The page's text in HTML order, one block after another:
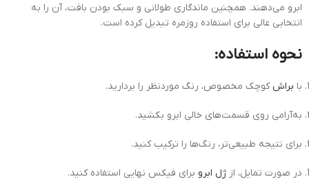
ابرو می‌دهند. همچنین ماندگاری طولانی و سبک بودن بافت، آن را به
انتخابی عالی برای استفاده روزمره تبدیل کرده است.
نحوه استفاده:
با براشکوچک مخصوص، رنگ موردنظر را بردارید.
به‌آرامی روی قسمت‌های خالی ابرو بکشید.
برای نتیجه طبیعی‌تر، رنگ‌ها را ترکیب کنید.
در صورت تمایل، از ژل ابرو برای فیکس نهایی استفاده کنید.